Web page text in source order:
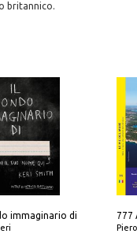
britannico.
immaginario di
Piero